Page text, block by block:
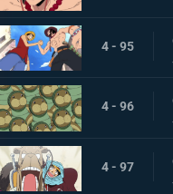
4 - 95
4 - 96
4 - 97